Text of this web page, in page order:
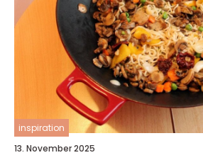
inspiration
13. November 2025